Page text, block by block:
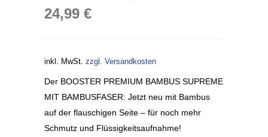
24,99 €
inkl. MwSt. zzgl. Versandkosten
Der BOOSTER PREMIUM BAMBUS SUPREME
MIT BAMBUSFASER: Jetzt neu mit Bambus
auf der flauschigen Seite – für noch mehr
Schmutz und Flüssigkeitsaufnahme!